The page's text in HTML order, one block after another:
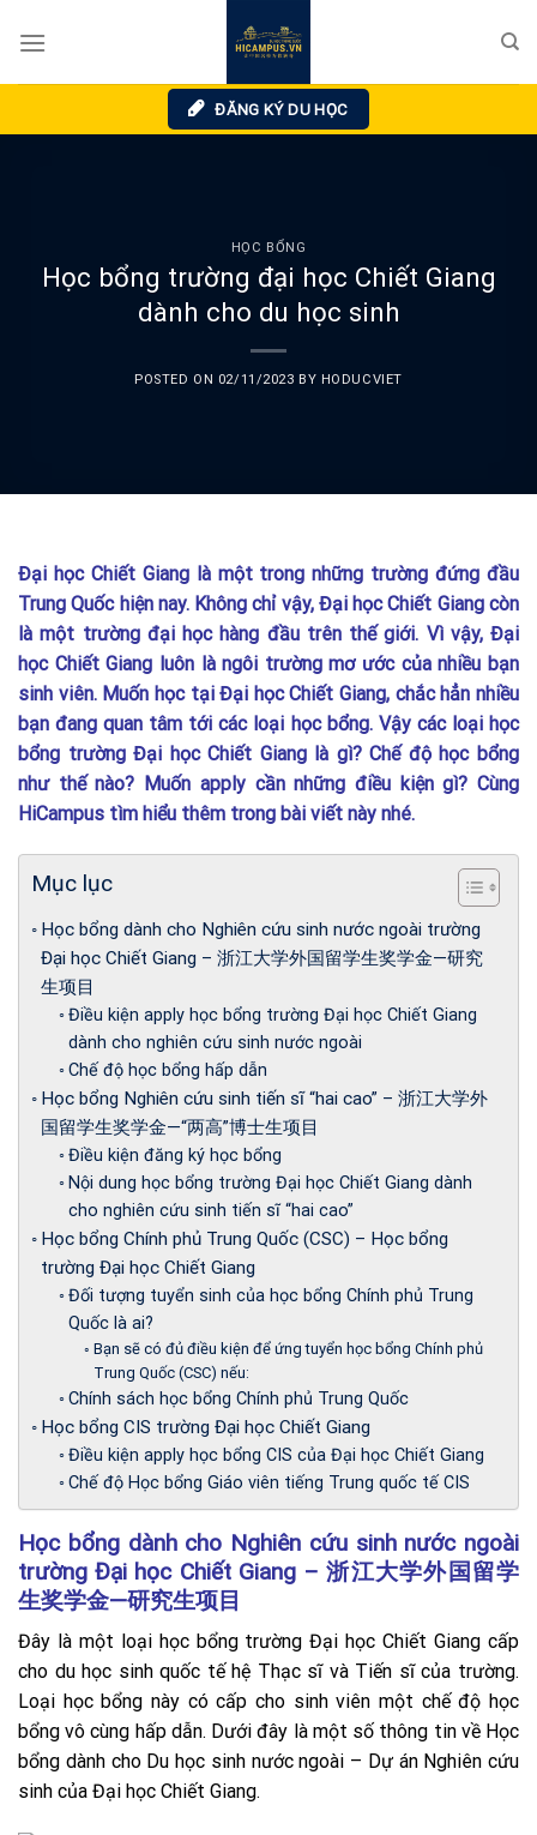
ĐĂNG KÝ DU HỌC
HỌC BỔNG
Học bổng trường đại học Chiết Giang
dành cho du học sinh
POSTED ON 02/11/2023 BY HODUCVIET
Đại học Chiết Giang là một trong những trường đứng đầu
Trung Quốc hiện nay. Không chỉ vậy, Đại học Chiết Giang còn
là một trường đại học hàng đầu trên thế giới. Vì vậy, Đại
học Chiết Giang luôn là ngôi trường mơ ước của nhiều bạn
sinh viên. Muốn học tại Đại học Chiết Giang, chắc hẳn nhiều
bạn đang quan tâm tới các loại học bổng. Vậy các loại học
bổng trường Đại học Chiết Giang là gì? Chế độ học bổng
như thế nào? Muốn apply cần những điều kiện gì? Cùng
HiCampus tìm hiểu thêm trong bài viết này nhé.
Mục lục
Học bổng dành cho Nghiên cứu sinh nước ngoài trường
Đại học Chiết Giang – 浙江大学外国留学生奖学金—研究
生项目
Điều kiện apply học bổng trường Đại học Chiết Giang
dành cho nghiên cứu sinh nước ngoài
Chế độ học bổng hấp dẫn
Học bổng Nghiên cứu sinh tiến sĩ “hai cao” – 浙江大学外
国留学生奖学金—“两高”博士生项目
Điều kiện đăng ký học bổng
Nội dung học bổng trường Đại học Chiết Giang dành
cho nghiên cứu sinh tiến sĩ “hai cao”
Học bổng Chính phủ Trung Quốc (CSC) – Học bổng
trường Đại học Chiết Giang
Đối tượng tuyển sinh của học bổng Chính phủ Trung
Quốc là ai?
Bạn sẽ có đủ điều kiện để ứng tuyển học bổng Chính phủ
Trung Quốc (CSC) nếu:
Chính sách học bổng Chính phủ Trung Quốc
Học bổng CIS trường Đại học Chiết Giang
Điều kiện apply học bổng CIS của Đại học Chiết Giang
Chế độ Học bổng Giáo viên tiếng Trung quốc tế CIS
Học bổng dành cho Nghiên cứu sinh nước ngoài
trường Đại học Chiết Giang – 浙江大学外国留学
生奖学金—研究生项目
Đây là một loại học bổng trường Đại học Chiết Giang cấp
cho du học sinh quốc tế hệ Thạc sĩ và Tiến sĩ của trường.
Loại học bổng này có cấp cho sinh viên một chế độ học
bổng vô cùng hấp dẫn. Dưới đây là một số thông tin về Học
bổng dành cho Du học sinh nước ngoài – Dự án Nghiên cứu
sinh của Đại học Chiết Giang.